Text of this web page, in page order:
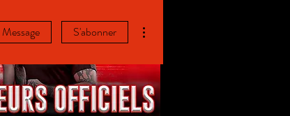
Message S'abonner